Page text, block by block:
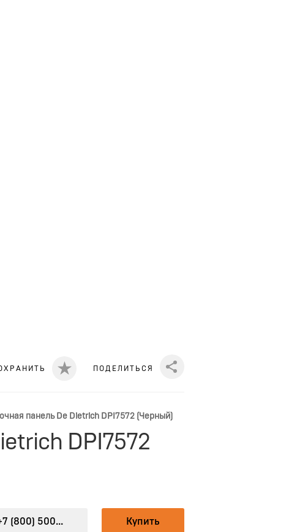
Share
ПОДЕЛИТЬСЯ
панель De Dietrich DPI7572 (Черный)
DPI7572
Купить
(800) 500...